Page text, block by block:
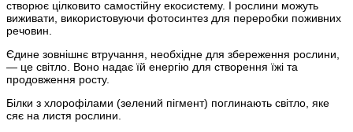
створює цілковито самостійну екосистему. І рослини можуть
виживати, використовуючи фотосинтез для переробки поживних
речовин.
Єдине зовнішнє втручання, необхідне для збереження рослини,
— це світло. Воно надає їй енергію для створення їжі та
продовження росту.
Білки з хлорофілами (зелений пігмент) поглинають світло, яке
сяє на листя рослини.